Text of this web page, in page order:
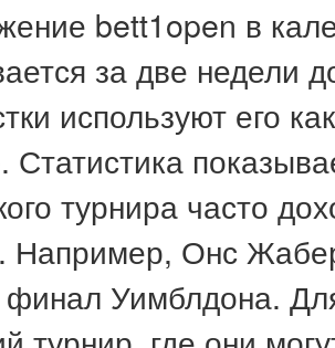
bett1open в
за две недели
используют его
Статистика
турнира часто
Например, Онс
Уимблдона.